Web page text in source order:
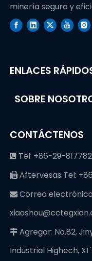
minería segura y
ENLACES
SOBRE
CONTÁCTENOS
 Tel: +86-29-
 Aftervesas Tel:
 Correo
 Agregar: No.82,
Industrial Highech, XI